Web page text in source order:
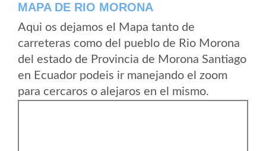
MAPA DE RIO MORONA
Aqui os dejamos el Mapa tanto de
carreteras como del pueblo de Rio Morona
del estado de Provincia de Morona Santiago
en Ecuador podeis ir manejando el zoom
para cercaros o alejaros en el mismo.